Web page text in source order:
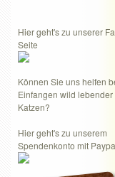
Hier geht's zu unserer
Seite
Können Sie uns helfen
Einfangen wild lebender
Katzen?
Hier geht's zu unserem
Spendenkonto mit